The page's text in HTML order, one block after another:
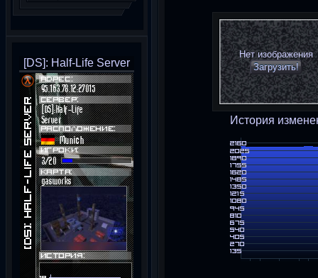
[DS]: Half-Life Server
Нет изображения
Загрузить!
История